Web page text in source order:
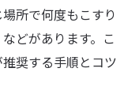
所で何度もこすり
どがあります。こ
奨する手順とコツ